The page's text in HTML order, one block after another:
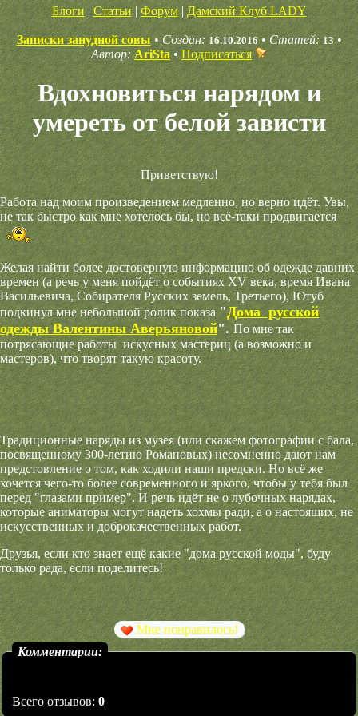
Блоги|Статьи|Форум|Дамский Клуб LADY
Записки занудной совы•Создан: 16.10.2016•Статей: 13•
Автор: AriSta•Подписаться
Вдохновиться нарядом и
умереть от белой зависти
Приветствую!
Работа над моим произведением медленно, но верно идёт. Увы,
не так быстро как мне хотелось бы, но всё-таки продвигается
Желая найти более достоверную информацию об одежде давних
времен (а речь у меня пойдёт о событиях XV века, время Ивана
Васильевича, Собирателя Русских земель, Третьего), Ютуб
подкинул мне небольшой ролик показа"Дома русской
одежды ВалентиныАверьяновой".По мне так
потрясающие работы искусных мастериц (а возможно и
мастеров), что творят такую красоту.
Традиционные наряды из музея (или скажем фотографии с бала,
посвященному 300-летию Романовых) несомненно дают нам
предстовление о том, как ходили наши предски. Но всё же
хочется чего-то более современного и яркого, чтобы у тебя был
перед "глазами пример". И речь идёт не о лубочных нарядах,
которые аниматоры могут надеть хохмы ради, а о настоящих, не
искусственных и доброкачественных работ.
Друзья, если кто знает ещё какие "дома русской моды", буду
только рада, если поделитесь!
Мне понравилось!
Комментарии:
Всего отзывов: 0